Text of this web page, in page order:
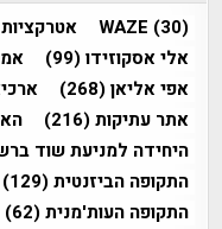
WAZE (30)
אלי אסקוזידו(99)
אפי אליאן(268)
אתר עתיקות(216)
היחידה למניעת שוד
התקופה הביזנטית(129)
התקופה העות'מנית(62)